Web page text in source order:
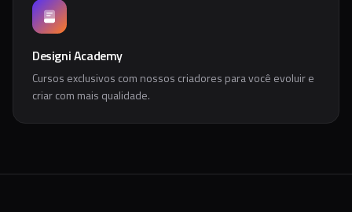
Designi Academy
Cursos exclusivos com nossos criadores para você evoluir e
criar com mais qualidade.